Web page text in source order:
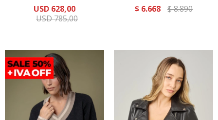
USD 628,00
USD785,00
$ 6.668 $8.890